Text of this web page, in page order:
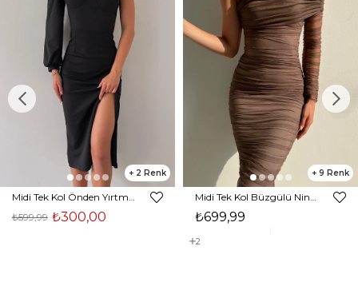
2
₺300,00
₺599,99
9
₺699,99
2